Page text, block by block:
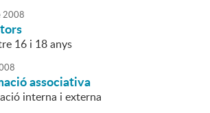
2008
16 i 18 anys
associativa
interna i externa